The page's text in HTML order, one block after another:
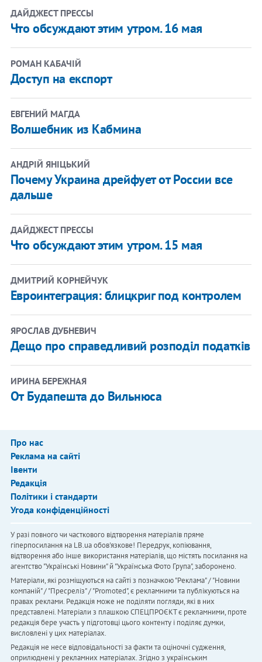
ДАЙДЖЕСТ ПРЕССЫ
Что обсуждают этим утром. 16 мая
РОМАН КАБАЧІЙ
Доступ на експорт
ЕВГЕНИЙ МАГДА
Волшебник из Кабмина
АНДРІЙ ЯНІЦЬКИЙ
Почему Украина дрейфует от России все
дальше
ДАЙДЖЕСТ ПРЕССЫ
Что обсуждают этим утром. 15 мая
ДМИТРИЙ КОРНЕЙЧУК
Евроинтеграция: блицкриг под контролем
ЯРОСЛАВ ДУБНЕВИЧ
Дещо про справедливий розподіл податків
ИРИНА БЕРЕЖНАЯ
От Будапешта до Вильнюса
Про нас
Реклама на сайті
Івенти
Редакція
Політики і стандарти
Угода конфіденційності
У разі повного чи часткового відтворення матеріалів пряме
гіперпосилання на LB.ua обов'язкове! Передрук, копіювання,
відтворення або інше використання матеріалів, що містять посилання на
агентство "Українськi Новини" й "Українська Фото Група", заборонено.
Матеріали, які розміщуються на сайті з позначкою "Реклама" / "Новини
компаній" / "Пресреліз" / "Promoted", є рекламними та публікуються на
правах реклами. Редакція може не поділяти погляди, які в них
представлені. Матеріали з плашкою СПЕЦПРОЄКТ є рекламними, проте
редакція бере участь у підготовці цього контенту і поділяє думки,
висловлені у цих матеріалах.
Редакція не несе відповідальності за факти та оціночні судження,
оприлюднені у рекламних матеріалах. Згідно з українським